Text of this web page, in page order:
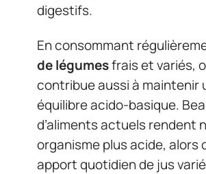
digestifs.
En consommant
de légumesfrais et variés,
contribue aussi à maintenir
équilibre acido-basique.
d’aliments actuels rendent
organisme plus acide, alors
apport quotidien de jus